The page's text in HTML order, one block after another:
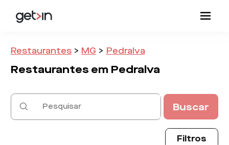
Restaurantes > MG > Pedralva
Restaurantes em Pedralva
Buscar
Filtros